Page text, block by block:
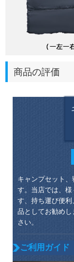
商品の評価
キャンプセット
す。当店では、
す、持ち運び便
品としてお勧め
さい。
ご利用ガイド